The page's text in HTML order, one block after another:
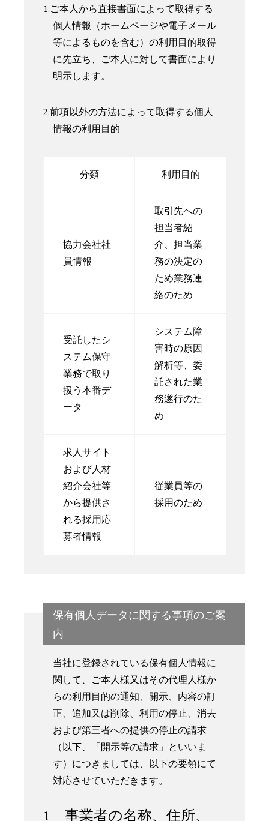
1.ご本人から直接書面によって取得する
個人情報（ホームページや電子メール
等によるものを含む）の利用目的取得
に先立ち、ご本人に対して書面により
明示します。
2.前項以外の方法によって取得する個人
情報の利用目的
分類 利用目的
協力会社社
員情報
取引先への
担当者紹
介、担当業
務の決定の
ため業務連
絡のため
受託したシ
ステム保守
業務で取り
扱う本番デ
ータ
システム障
害時の原因
解析等、委
託された業
務遂行のた
め
求人サイト
および人材
紹介会社等
から提供さ
れる採用応
募者情報
従業員等の
採用のため
保有個人データに関する事項のご案
内
当社に登録されている保有個人情報に
関して、ご本人様又はその代理人様か
らの利用目的の通知、開示、内容の訂
正、追加又は削除、利用の停止、消去
および第三者への提供の停止の請求
（以下、「開示等の請求」といいま
す）につきましては、以下の要領にて
対応させていただきます。
1 事業者の名称、住所、